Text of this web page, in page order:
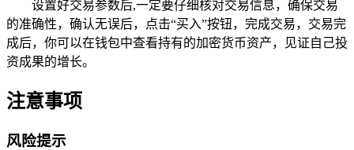
设置好交易参数后,一定要仔细核对交易信息，确保交易
的准确性，确认无误后，点击“买入”按钮，完成交易，交易完
成后，你可以在钱包中查看持有的加密货币资产，见证自己投
资成果的增长。
注意事项
风险提示